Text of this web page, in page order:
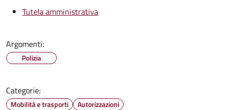
Tutela amministrativa
Argomenti:
Polizia
Categorie:
Mobilità e trasporti Autorizzazioni